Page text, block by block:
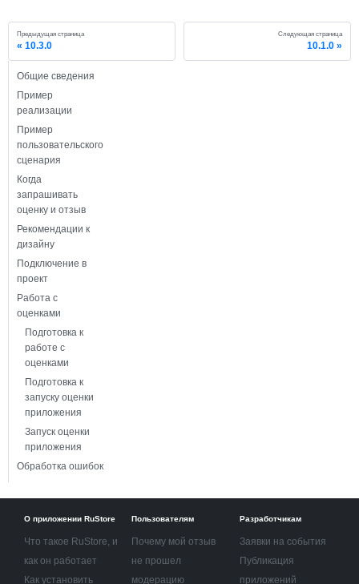
Предыдущая страница
10.3.0
Следующая страница
10.1.0
Общие сведения
Пример
реализации
Пример
пользовательского
сценария
Когда
запрашивать
оценку и отзыв
Рекомендации к
дизайну
Подключение в
проект
Работа с
оценками
Подготовка к
работе с
оценками
Подготовка к
запуску оценки
приложения
Запуск оценки
приложения
Обработка ошибок
О приложении RuStore
Что такое RuStore, и
как он работает
Как установить
Пользователям
Почему мой отзыв
не прошел
модерацию
Разработчикам
Заявки на события
Публикация
приложений